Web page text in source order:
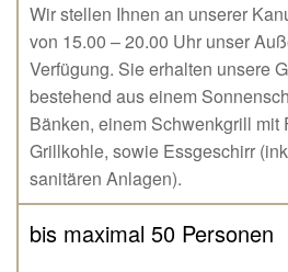
Wir stellen Ihnen an unserer
von 15.00 – 20.00 Uhr unser
Verfügung. Sie erhalten unsere
bestehend aus einem
Bänken, einem Schwenkgrill mit
Grillkohle, sowie Essgeschirr
sanitären Anlagen).
bis maximal 50 Personen